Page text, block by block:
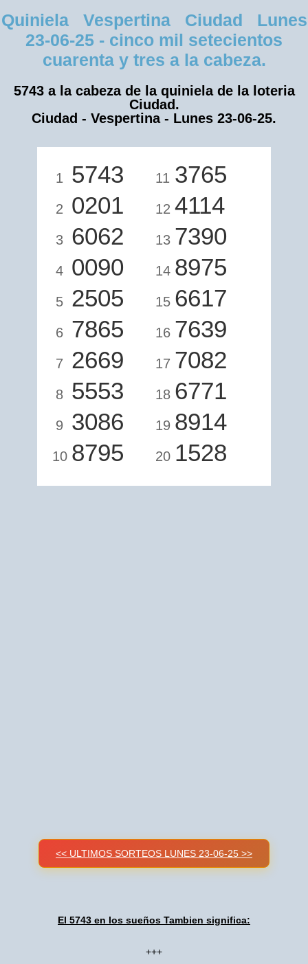
Quiniela Vespertina Ciudad Lunes
23-06-25 - cinco mil setecientos
cuarenta y tres a la cabeza.
5743 a la cabeza de la quiniela de la loteria
Ciudad.
Ciudad - Vespertina - Lunes 23-06-25.
1 5743
2 0201
3 6062
4 0090
5 2505
6 7865
7 2669
8 5553
9 3086
10 8795
11 3765
12 4114
13 7390
14 8975
15 6617
16 7639
17 7082
18 6771
19 8914
20 1528
<< ULTIMOS SORTEOS LUNES 23-06-25 >>
El 5743 en los sueños Tambien significa:
+++